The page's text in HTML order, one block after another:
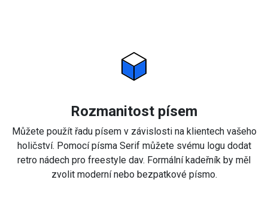
Rozmanitost písem
Můžete použít řadu písem v závislosti na klientech vašeho
holičství. Pomocí písma Serif můžete svému logu dodat
retro nádech pro freestyle dav. Formální kadeřník by měl
zvolit moderní nebo bezpatkové písmo.